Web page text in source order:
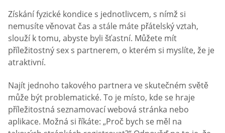
Získání fyzické kondice s jednotlivcem, s nímž si
nemusíte věnovat čas a stále máte přátelský vztah,
slouží k tomu, abyste byli šťastní. Můžete mít
příležitostný sex s partnerem, o kterém si myslíte, že je
atraktivní.
Najít jednoho takového partnera ve skutečném světě
může být problematické. To je místo, kde se hraje
příležitostná seznamovací webová stránka nebo
aplikace. Možná si říkáte: „Proč bych se měl na